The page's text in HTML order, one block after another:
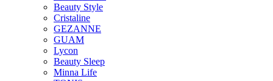
Beauty Style
Cristaline
GEZANNE
GUAM
Lycon
Beauty Sleep
Minna Life